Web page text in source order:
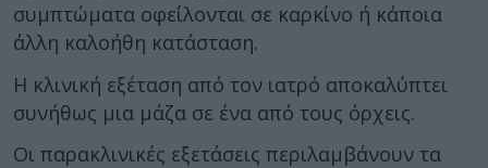
συμπτώματα οφείλονται σε καρκίνο ή κάποια
άλλη καλοήθη κατάσταση.
Η κλινική εξέταση από τον ιατρό αποκαλύπτει
συνήθως μια μάζα σε ένα από τους όρχεις.
Οι παρακλινικές εξετάσεις περιλαμβάνουν τα